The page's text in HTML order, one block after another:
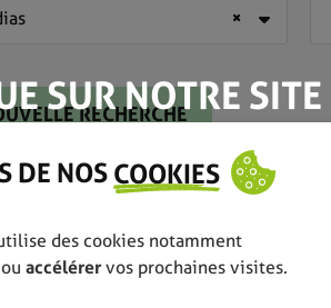
×
à Frameries
SUR NOTRE SITE
DE NOS COOKIES
des cookies notamment
ou accélérer vos prochaines visites.